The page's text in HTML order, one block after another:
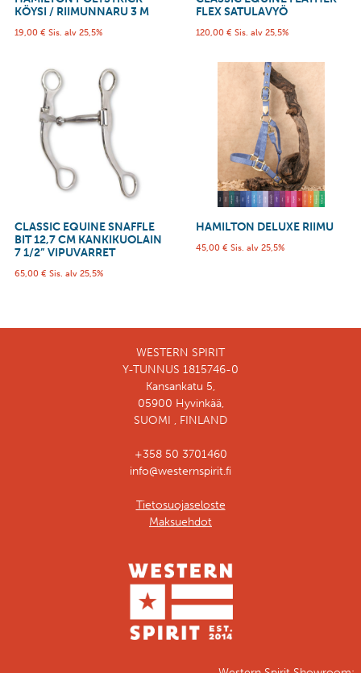
KÖYSI / RIIMUNNARU 3 M
19,00 € Sis. alv 25,5%
FLEX SATULAVYÖ
120,00 € Sis. alv 25,5%
CLASSIC EQUINE SNAFFLE
BIT 12,7 CM KANKIKUOLAIN
7 1/2” VIPUVARRET
65,00 € Sis. alv 25,5%
HAMILTON DELUXE RIIMU
45,00 € Sis. alv 25,5%
WESTERN SPIRIT
Y-TUNNUS 1815746-0
Kansankatu 5,
05900 Hyvinkää,
SUOMI , FINLAND
+358 50 3701460
info@westernspirit.fi
Tietosuojaseloste
Maksuehdot